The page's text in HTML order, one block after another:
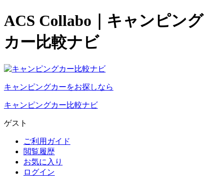
ACS Collabo｜キャンピング
カー比較ナビ
キャンピングカーをお探しなら
キャンピングカー比較ナビ
ゲスト
ご利用ガイド
閲覧履歴
お気に入り
ログイン